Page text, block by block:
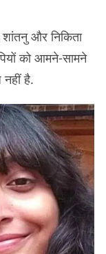
और निकिता
को आमने-सामने
है.